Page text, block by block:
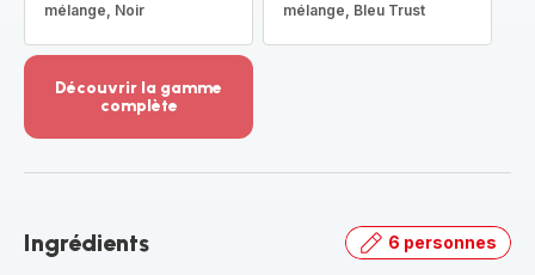
mélange, Noir
mélange, Bleu Trust
Découvrir la gamme
complète
-
gamme
Ingrédients 6 personnes